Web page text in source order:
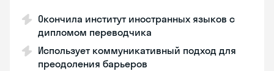
Окончила институт иностранных языков с
дипломом переводчика
Использует коммуникативный подход для
преодоления барьеров